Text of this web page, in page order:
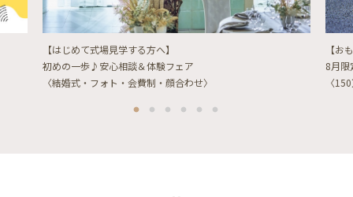
【はじめて式場見学する方へ】
初めの一歩♪安心相談＆体験フェア
〈結婚式・フォト・会費制・顔合わせ〉
【お
8月限
〈